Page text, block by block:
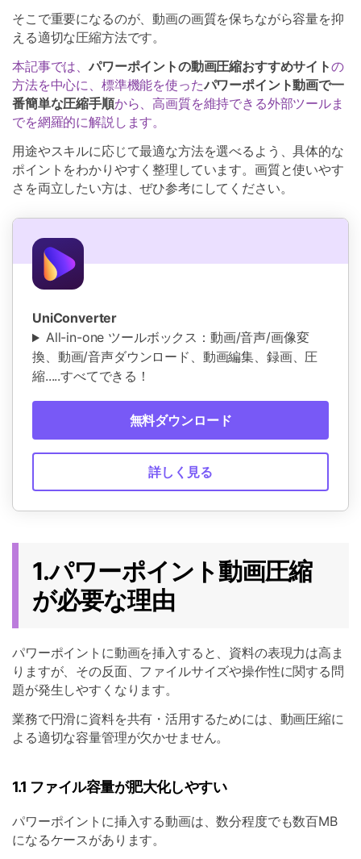
そこで重要になるのが、動画の画質を保ちながら容量を抑
える適切な圧縮方法です。
本記事では、パワーポイントの動画圧縮おすすめサイトの
方法を中心に、標準機能を使ったパワーポイント動画で一
番簡単な圧縮手順から、高画質を維持できる外部ツールま
でを網羅的に解説します。
用途やスキルに応じて最適な方法を選べるよう、具体的な
ポイントをわかりやすく整理しています。画質と使いやす
さを両立したい方は、ぜひ参考にしてください。
UniConverter
All-in-one ツールボックス：動画/音声/画像変
換、動画/音声ダウンロード、動画編集、録画、圧
縮.....すべてできる！
無料ダウンロード
詳しく見る
1.パワーポイント動画圧縮
が必要な理由
パワーポイントに動画を挿入すると、資料の表現力は高ま
りますが、その反面、ファイルサイズや操作性に関する問
題が発生しやすくなります。
業務で円滑に資料を共有・活用するためには、動画圧縮に
よる適切な容量管理が欠かせません。
1.1 ファイル容量が肥大化しやすい
パワーポイントに挿入する動画は、数分程度でも数百MB
になるケースがあります。